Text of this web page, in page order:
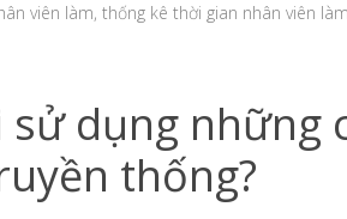
viên làm, thống kê thời gian nhân viên
dụng những
thống?